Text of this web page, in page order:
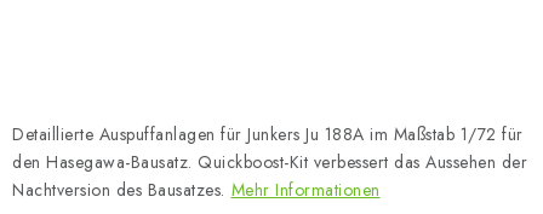
VERKAUFTE MARKEN
Detaillierte Auspuffanlagen für Junkers Ju 188A im Maßstab 1/72 für
den Hasegawa-Bausatz. Quickboost-Kit verbessert das Aussehen der
Nachtversion des Bausatzes. Mehr Informationen